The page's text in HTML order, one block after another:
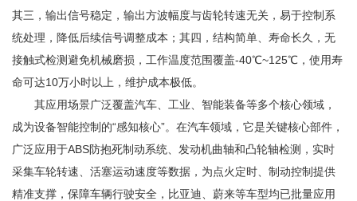
其三，输出信号稳定，输出方波幅度与齿轮转速无关，易于控制系
统处理，降低后续信号调整成本；其四，结构简单、寿命长久，无
接触式检测避免机械磨损，工作温度范围覆盖-40℃~125℃，使用寿
命可达10万小时以上，维护成本极低。
其应用场景广泛覆盖汽车、工业、智能装备等多个核心领域，
成为设备智能控制的“感知核心”。在汽车领域，它是关键核心部件，
广泛应用于ABS防抱死制动系统、发动机曲轴和凸轮轴检测，实时
采集车轮转速、活塞运动速度等数据，为点火定时、制动控制提供
精准支撑，保障车辆行驶安全，比亚迪、蔚来等车型均已批量应用